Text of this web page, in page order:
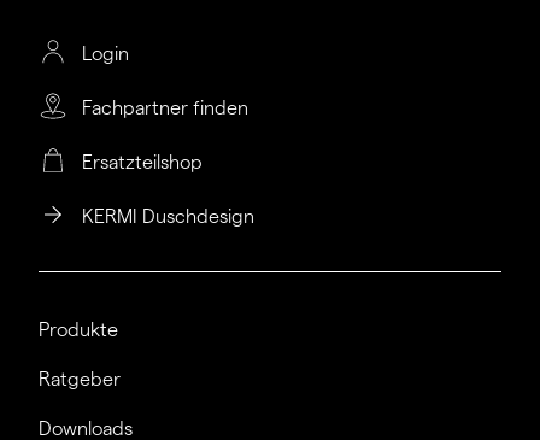
Login
Fachpartner finden
Ersatzteilshop
KERMI Duschdesign
Produkte
Ratgeber
Downloads